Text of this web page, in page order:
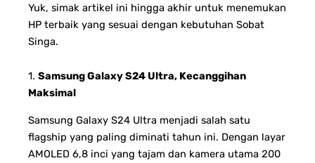
Yuk, simak artikel ini hingga akhir untuk menemukan
HP terbaik yang sesuai dengan kebutuhan Sobat
Singa.
1. Samsung Galaxy S24 Ultra, Kecanggihan
Maksimal
Samsung Galaxy S24 Ultra menjadi salah satu
flagship yang paling diminati tahun ini. Dengan layar
AMOLED 6,8 inci yang tajam dan kamera utama 200